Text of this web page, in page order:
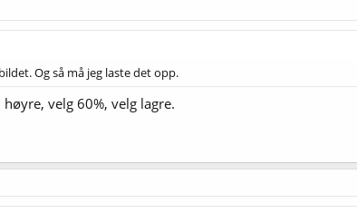
Og så må jeg laste det opp.
velg 60%, velg lagre.